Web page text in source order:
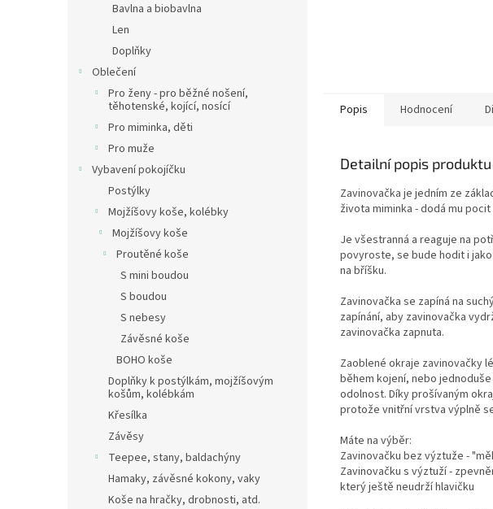
Bavlna a biobavlna
Len
Doplňky
Oblečení
Pro ženy - pro běžné nošení,
těhotenské, kojící, nosící
Pro miminka, děti
Pro muže
Vybavení pokojíčku
Postýlky
Mojžíšovy koše, kolébky
Mojžíšovy koše
Proutěné koše
S mini boudou
S boudou
S nebesy
Závěsné koše
BOHO koše
Doplňky k postýlkám, mojžíšovým
košům, kolébkám
Křesílka
Závěsy
Teepee, stany, baldachýny
Hamaky, závěsné kokony, vaky
Koše na hračky, drobnosti, atd.
Popis Hodnocení
Detailní popis produktu
Zavinovačka je jedním ze
života miminka - dodá mu
Je všestranná a reaguje na
povyroste, se bude hodit i
na bříšku.
Zavinovačka se zapíná na
zapínání, aby zavinovačka
zavinovačka zapnuta.
Zaoblené okraje zavinovačky
během kojení, nebo
odolnost. Díky prošívaným
protože vnitřní vrstva výplně
Máte na výběr:
Zavinovačku bez výztuže -
Zavinovačku s výztuží -
který ještě neudrží hlavičku